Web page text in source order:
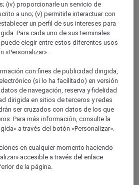
todo el añoen sus estancias en +30
a continuación
(iv) proporcionarle un servicio de
a uno; (v) permitirle interactuar con
un perfil de sus intereses para
Para cada uno de sus terminales
elegir entre estos diferentes usos
«Personalizar».
con fines de publicidad dirigida,
(si lo ha facilitado) en versión
de navegación, reserva y fidelidad
dirigida en sitios de terceros y redes
ser cruzados con datos de los que
Para más información, consulte la
a través del botón «Personalizar».
en cualquier momento haciendo
accesible a través del enlace
de la página.